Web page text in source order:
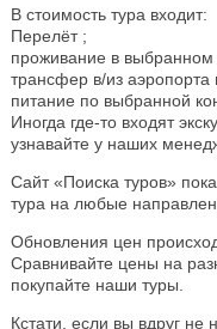
В стоимость тура входит:
Перелёт ;
проживание в выбранном
трансфер в/из аэропорта
питание по выбранной
Иногда где-то входят
узнавайте у наших
Сайт «Поиска туров»
тура на любые
Обновления цен
Сравнивайте цены на
покупайте наши туры.
Кстати, если вы вдруг